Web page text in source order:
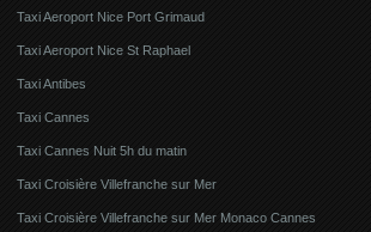
Taxi Aeroport Nice Port Grimaud
Taxi Aeroport Nice St Raphael
Taxi Antibes
Taxi Cannes
Taxi Cannes Nuit 5h du matin
Taxi Croisière Villefranche sur Mer
Taxi Croisière Villefranche sur Mer Monaco Cannes